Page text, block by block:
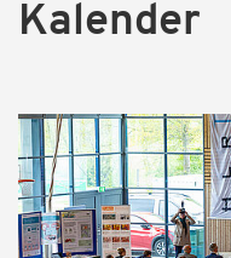
Kalender